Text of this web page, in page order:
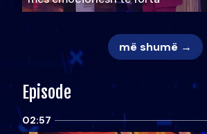
më shumë →
Episode
02:57